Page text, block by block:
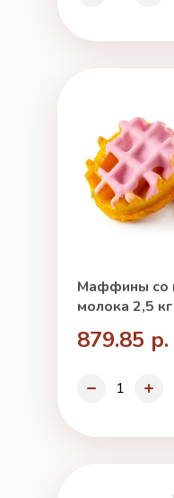
Маффины со
молока 2,5
879.85 р.